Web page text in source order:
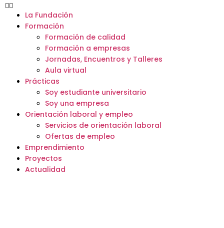
La Fundación
Formación
Formación de calidad
Formación a empresas
Jornadas, Encuentros y Talleres
Aula virtual
Prácticas
Soy estudiante universitario
Soy una empresa
Orientación laboral y empleo
Servicios de orientación laboral
Ofertas de empleo
Emprendimiento
Proyectos
Actualidad